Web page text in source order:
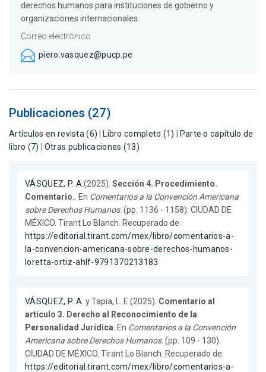
derechos humanos para instituciones de gobierno y
organizaciones internacionales.
Correo electrónico
piero.vasquez@pucp.pe
Publicaciones (27)
Artículos en revista (6) Libro completo (1)
Parte o capítulo de
libro (7)
Otras publicaciones (13)
VÁSQUEZ, P. A.(2025).Sección 4. Procedimiento.
Comentario. . En Comentarios a la Convención Americana
sobre Derechos Humanos. (pp. 1136 - 1158). CIUDAD DE
MÉXICO. Tirant Lo Blanch. Recuperado de:
https://editorial.tirant.com/mex/libro/comentarios-a-
la-convencion-americana-sobre-derechos-humanos-
loretta-ortiz-ahlf-9791370213183
VÁSQUEZ, P. A. y Tapia, L. E.(2025). Comentario al
artículo 3. Derecho al Reconocimiento de la
Personalidad Jurídica . En Comentarios a la Convención
Americana sobre Derechos Humanos. (pp. 109 - 130).
CIUDAD DE MÉXICO. Tirant Lo Blanch. Recuperado de:
https://editorial.tirant.com/mex/libro/comentarios-a-